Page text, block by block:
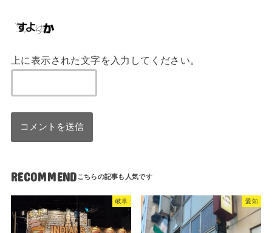
上に表示された文字を入力してください。
RECOMMEND
岐阜 愛知